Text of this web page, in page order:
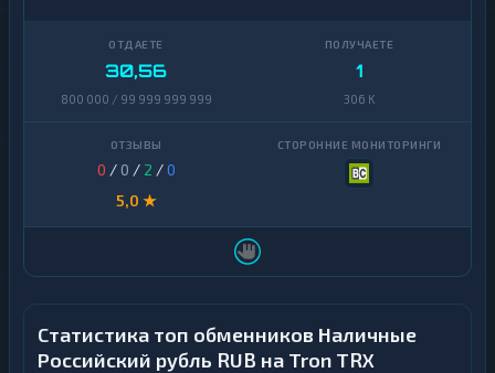
30,56
800 000 / 99 999 999 999
1
306 K
0 / 0 / 2 /0
5,0 ★
Статистика топ обменников Наличные
Российский рубль RUB на Tron TRX